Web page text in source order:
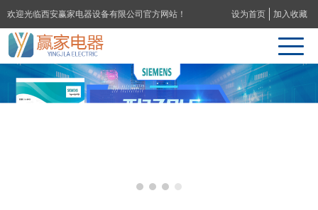
欢迎光临西安赢家电器设备有限公司官方网站！ 设为首页 加入收藏